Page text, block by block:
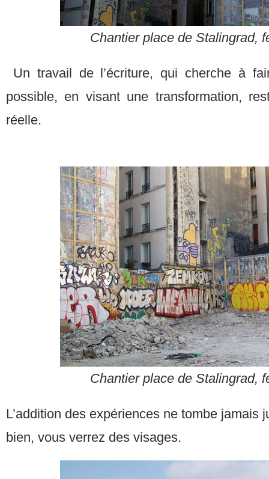
Chantier place de Stalingrad,
Un travail de l’écriture, qui cherche à
possible, en visant une transformation,
réelle.
Chantier place de Stalingrad,
L’addition des expériences ne tombe jamais
bien, vous verrez des visages.